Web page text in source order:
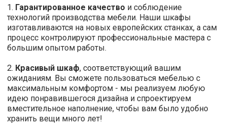
1. Гарантированное качество и соблюдение
технологий производства мебели. Наши шкафы
изготавливаются на новых европейских станках, а сам
процесс контролируют профессиональные мастера с
большим опытом работы.
2. Красивый шкаф, соответствующий вашим
ожиданиям. Вы сможете пользоваться мебелью с
максимальным комфортом - мы реализуем любую
идею понравившегося дизайна и спроектируем
вместительное наполнение, чтобы вам было удобно
хранить вещи много лет!